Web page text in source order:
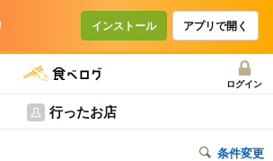
インストール アプリで開く
ログイン
行ったお店
条件変更